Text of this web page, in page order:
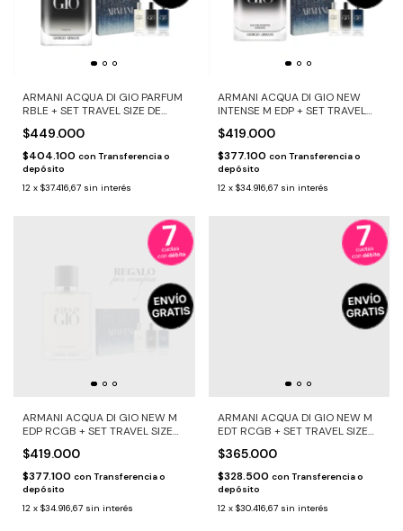
ARMANI ACQUA DI GIO PARFUM
RBLE + SET TRAVEL SIZE DE
$449.000
$404.100 con Transferencia o
depósito
12 x $37.416,67 sin interés
ARMANI ACQUA DI GIO NEW
INTENSE M EDP + SET TRAVEL
$419.000
$377.100 con Transferencia o
depósito
12 x $34.916,67 sin interés
ARMANI ACQUA DI GIO NEW M
EDP RCGB + SET TRAVEL SIZE
$419.000
$377.100 con Transferencia o
depósito
12 x $34.916,67 sin interés
ARMANI ACQUA DI GIO NEW M
EDT RCGB + SET TRAVEL SIZE
$365.000
$328.500 con Transferencia o
depósito
12 x $30.416,67 sin interés